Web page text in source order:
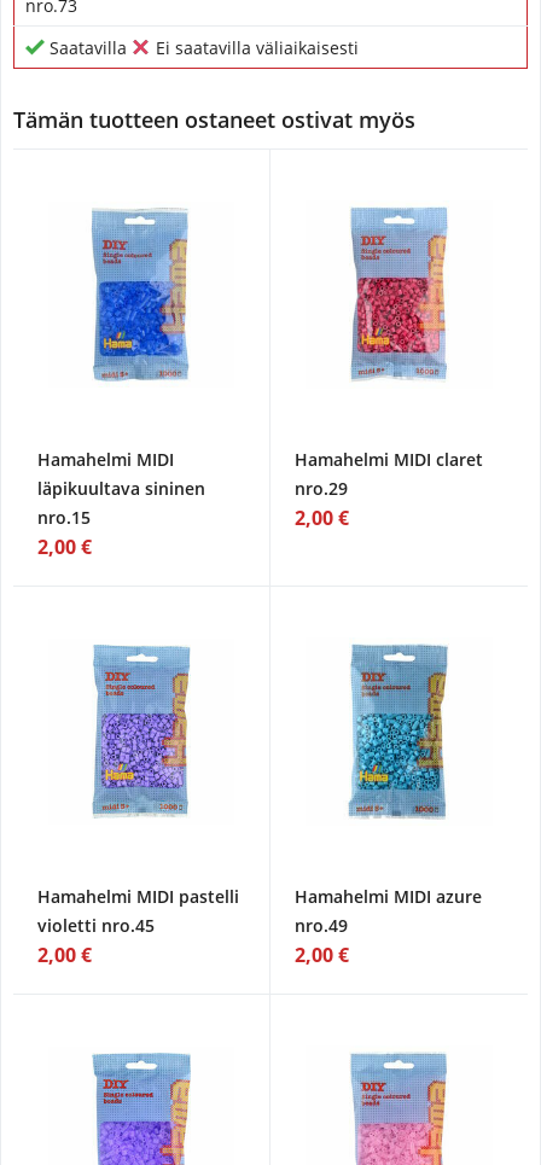
nro.73
Saatavilla
Ei saatavilla väliaikaisesti
Tämän tuotteen ostaneet ostivat myös
Hamahelmi MIDI
läpikuultava sininen
nro.15
2,00 €
Hamahelmi MIDI claret
nro.29
2,00 €
Hamahelmi MIDI pastelli
violetti nro.45
2,00 €
Hamahelmi MIDI azure
nro.49
2,00 €